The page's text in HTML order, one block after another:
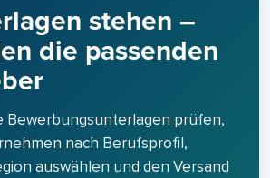
stehen –
die passenden
Bewerbungsunterlagen prüfen,
nach Berufsprofil,
auswählen und den Versand